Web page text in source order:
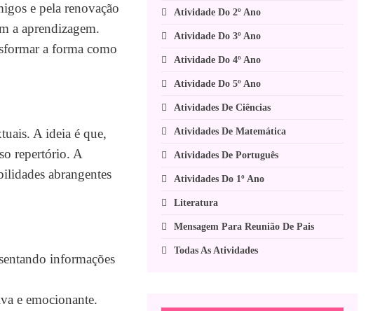
e pela renovação
a aprendizagem.
a forma como
A ideia é que,
repertório. A
abrangentes
informações
e emocionante.
Atividade Do 2º Ano
Atividade Do 3º Ano
Atividade Do 4º Ano
Atividade Do 5º Ano
Atividades De Ciências
Atividades De Matemática
Atividades De Português
Atividades Do 1º Ano
Literatura
Mensagem Para Reunião De Pais
Todas As Atividades